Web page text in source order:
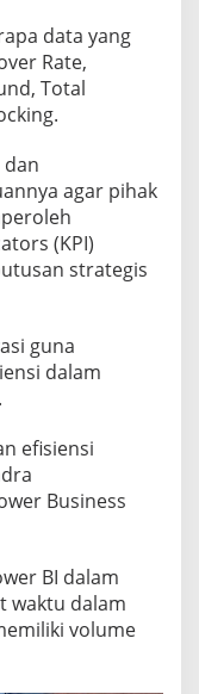
data yang
Rate,
Total
agar pihak
(KPI)
strategis
guna
dalam
efisiensi
Business
BI dalam
waktu dalam
volume